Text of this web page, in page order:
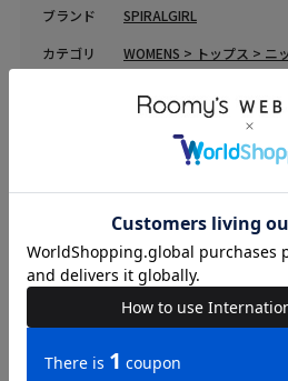
ブランド
SPIRALGIRL
カテゴリ
WOMENS > トップス > ニ
本体 ナイロン-70%/アクリ
605 円 (税込) （ 送料につい
品名
フロントロゴオーバーニット
品番
62533433